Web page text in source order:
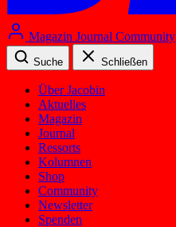
Magazin Journal Community
Suche Schließen
Über Jacobin
Aktuelles
Magazin
Journal
Ressorts
Kolumnen
Shop
Community
Newsletter
Spenden